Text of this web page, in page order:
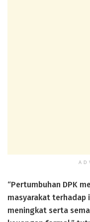
“Pertumbuhan DPK
masyarakat terhadap
meningkat serta